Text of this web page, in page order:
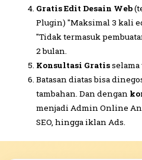
Gratis Edit Desain Web
Plugin) "Maksimal 3 kali
"Tidak termasuk
2 bulan.
Konsultasi Gratis
Batasan diatas bisa
tambahan. Dan dengan
menjadi Admin Online
SEO, hingga iklan Ads.